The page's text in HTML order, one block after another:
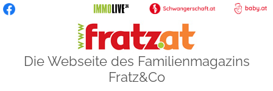
Die Webseite des Familienmagazins
Fratz&Co